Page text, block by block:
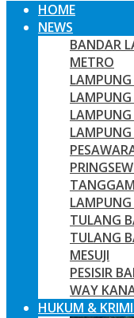
HOME
NEWS
BANDAR
METRO
TULANG
TULANG
MESUJI
PESISIR
WAY
HUKUM &